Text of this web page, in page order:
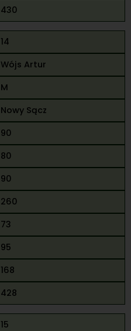
430
14
Wójs Artur
M
Nowy Sącz
90
80
90
260
73
95
168
428
15